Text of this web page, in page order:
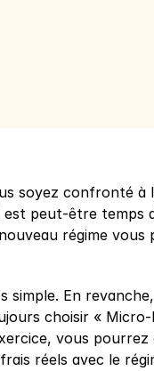
soyez confronté à
peut-être temps
régime
simple. En
choisir « Micro-
vous
réels avec le